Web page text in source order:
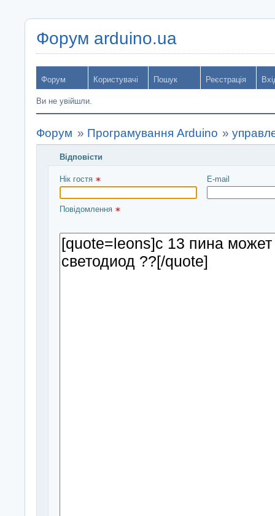
Форум arduino.ua
Форум Користувачі Пошук Реєстрація
Ви не увійшли.
Форум » Програмування Arduino »
Відповісти
Введіть повідомлення і натисніть Надіслати
Нік гостя E-mail
Повідомлення